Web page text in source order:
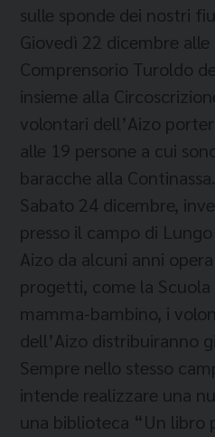
sulle sponde dei nostri
Giovedì 22 dicembre
Comprensorio Turoldo
insieme alla
volontari dell’Aizo
alle 19 persone a cui
baracche alla Continassa.
Sabato 24 dicembre,
presso il campo di
Aizo da alcuni anni
progetti, come la
mamma-bambino, i
dell’Aizo distribuiranno
Sempre nello stesso
intende realizzare una
una biblioteca “Un libro